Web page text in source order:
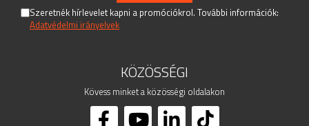
Szeretnék hírlevelet kapni a promóciókrol. További információk:
Adatvédelmi irányelvek
KÖZÖSSÉGI
Kövess minket a közösségi oldalakon